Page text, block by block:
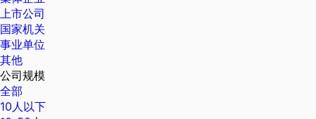
上市公司
国家机关
事业单位
其他
公司规模
全部
10人以下